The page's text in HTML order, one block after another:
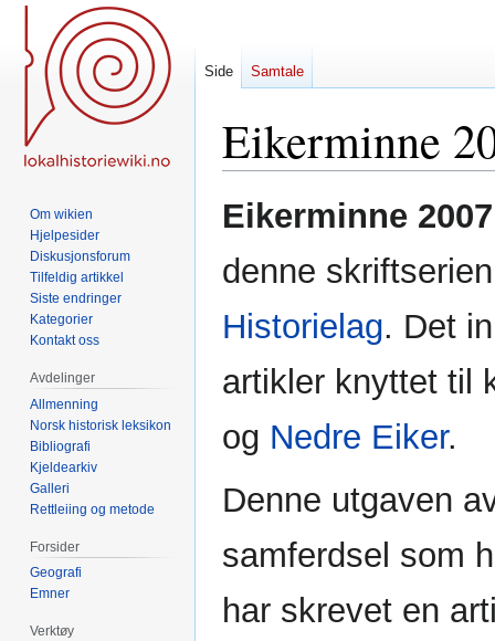
Eikerminne
Hopp
til
Hopp
til
Eikerminne 2007
denne
Historielag. Det
artikler knyttet til
og Nedre Eiker.
Denne utgaven
samferdsel som
har skrevet en
Side Samtale
Om wikien
Hjelpesider
Diskusjonsforum
Tilfeldig artikkel
Siste endringer
Kategorier
Kontakt oss
Avdelinger
Allmenning
Norsk historisk leksikon
Bibliografi
Kjeldearkiv
Galleri
Rettleiing og metode
Forsider
Geografi
Emner
Verktøy